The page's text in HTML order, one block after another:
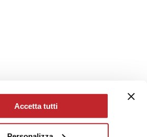
Accetta tutti